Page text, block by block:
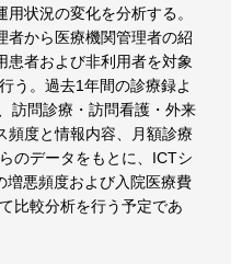
状況の変化を分析する。
者から医療機関管理者の紹
患者および非利用者を対象
う。過去1年間の診療録よ
訪問診療・訪問看護・外来
頻度と情報内容、月額診療
のデータをもとに、ICTシ
増悪頻度および入院医療費
比較分析を行う予定であ